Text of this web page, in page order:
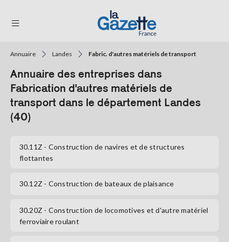
RÉGIONS
FORMATS
SERVICES
LA
Se
connecter
Annuaire Landes Fabric. d'autres matériels de transport
Annuaire des entreprises dans
Fabrication d'autres matériels de
transport dans le département Landes
(40)
30.11Z - Construction de navires et de structures
flottantes
30.12Z - Construction de bateaux de plaisance
30.20Z - Construction de locomotives et d'autre matériel
ferroviaire roulant